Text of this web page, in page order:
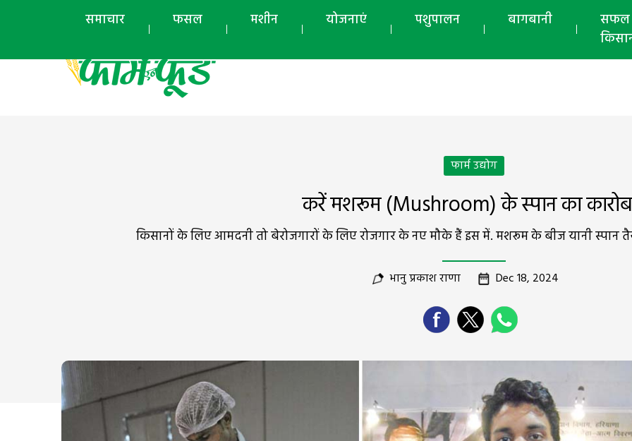
समाचार फसल मशीन योजनाएं पशुपालन बागबानी
सफल
फार्म उद्योग
करें मशरूम (Mushroom) के स्पान का
किसानों के लिए आमदनी तो बेरोजगारों के लिए रोजगार के नए मौके हैं इस में. मशरूम के बीज यानी स्पान
भानु प्रकाश राणा Dec 18, 2024